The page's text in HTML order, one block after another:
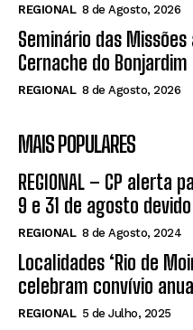
REGIONAL 8 de Agosto, 2026
Seminário das
Cernache do Bonjardim
REGIONAL 8 de Agosto, 2026
MAIS POPULARES
REGIONAL – CP
9 e 31 de agosto
REGIONAL 8 de Agosto, 2024
Localidades ‘Rio de
celebram convívio anual
REGIONAL 5 de Julho, 2025